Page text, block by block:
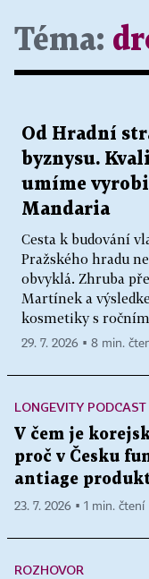
Téma:
Od Hradní
byznysu.
umíme
Mandaria
Cesta k budování
Pražského hradu
obvyklá. Zhruba
Martínek a
kosmetiky s
29. 7. 2026 ▪ 8 min.
LONGEVITY PODCAST
V čem je
proč v Česku
antiage
23. 7. 2026 ▪ 1 min. čtení
ROZHOVOR